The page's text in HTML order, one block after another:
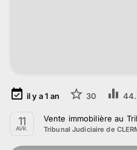
il y a1 an 30
11
AVR.
Vente immobilière au
Tribunal Judiciaire de